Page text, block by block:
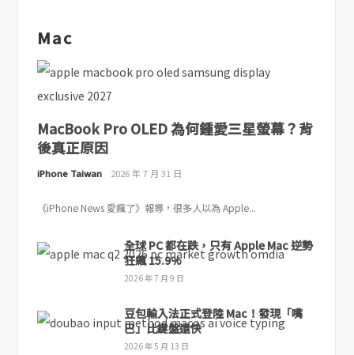
Mac
MacBook Pro OLED 為何鍾愛三星螢幕？背
後真正原因
iPhone Taiwan 2026 年 7 月 31 日
《iPhone News 愛瘋了》報導，很多人以為 Apple...
全球 PC 都在跌，只有 Apple Mac 逆勢
狂飆 15.9%
2026 年 7 月 9 日
豆包輸入法正式登陸 Mac！發現「嘴
巴」比鍵盤還快
2026 年 5 月 13 日